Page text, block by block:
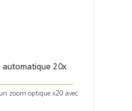
automatique 20x
zoom optique x20 avec